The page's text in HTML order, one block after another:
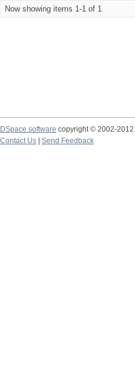
Now showing items 1-1 of 1
DSpace software copyright © 2002-2012
Contact Us
Send Feedback